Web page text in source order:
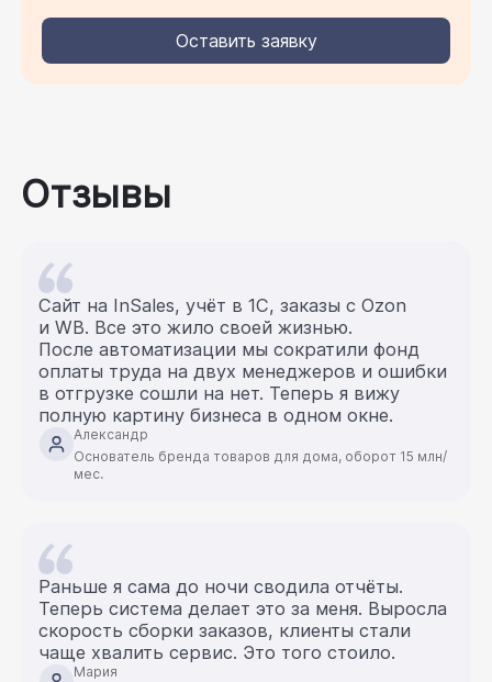
Оставить заявку
Отзывы
Сайт на InSales, учёт в 1С, заказы с Ozon
и WB. Все это жило своей жизнью.
После автоматизации мы сократили фонд
оплаты труда на двух менеджеров и ошибки
в отгрузке сошли на нет. Теперь я вижу
полную картину бизнеса в одном окне.
Александр
Основатель бренда товаров для дома, оборот 15 млн/
мес.
Раньше я сама до ночи сводила отчёты.
Теперь система делает это за меня. Выросла
скорость сборки заказов, клиенты стали
чаще хвалить сервис. Это того стоило.
Мария